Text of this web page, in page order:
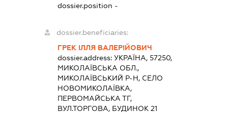
dossier.position -
dossier.beneficiaries:
ГРЕК ІЛЛЯ ВАЛЕРІЙОВИЧ
dossier.address:УКРАЇНА, 57250,
МИКОЛАЇВСЬКА ОБЛ.,
МИКОЛАЇВСЬКИЙ Р-Н, СЕЛО
НОВОМИКОЛАЇВКА,
ПЕРВОМАЙСЬКА ТГ,
ВУЛ.ТОРГОВА, БУДИНОК 21